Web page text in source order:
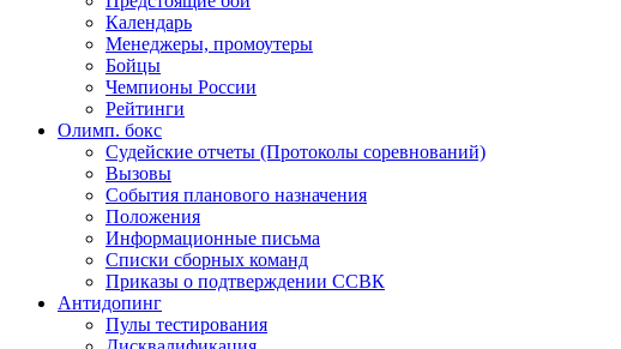
Календарь
Менеджеры, промоутеры
Бойцы
Чемпионы России
Рейтинги
Олимп. бокс
Судейские отчеты (Протоколы соревнований)
Вызовы
События планового назначения
Положения
Информационные письма
Списки сборных команд
Приказы о подтверждении ССВК
Антидопинг
Пулы тестирования